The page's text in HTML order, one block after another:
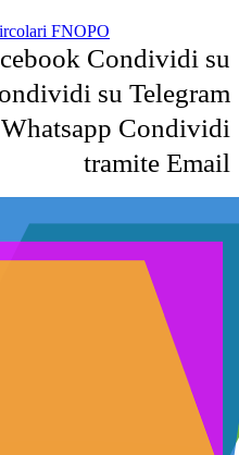
FNOPO
Condividi su
su Telegram
Condividi
tramite Email